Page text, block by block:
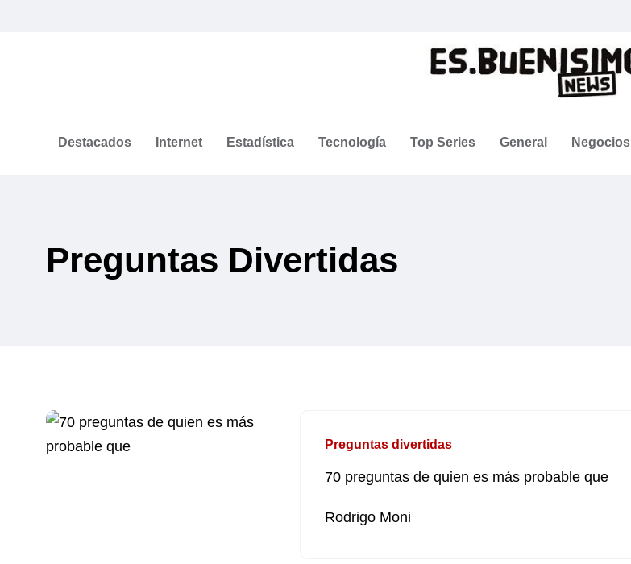
Destacados Internet Estadística Tecnología Top Series General Negocios
Preguntas Divertidas
Preguntas divertidas
70 preguntas de quien es más probable que
Rodrigo Moni